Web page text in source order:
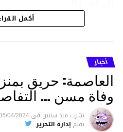
هذا وقد تمكن أعوان مركز
هلال في توقيت قياسي من
والقبض عليه وإحالته
ما نُسبه إليه.
متابعة
أكمل
أخبار
العاصمة: حريق
وفاة مسن …
نشرت منذ سنتين فى 04/2024
بقلم إدارة التحرير